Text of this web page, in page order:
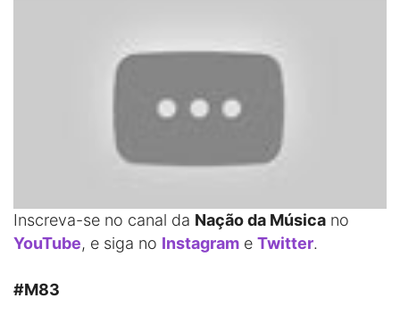
Inscreva-se no canal da Nação da Música no
YouTube, e siga no Instagram e Twitter.
#M83